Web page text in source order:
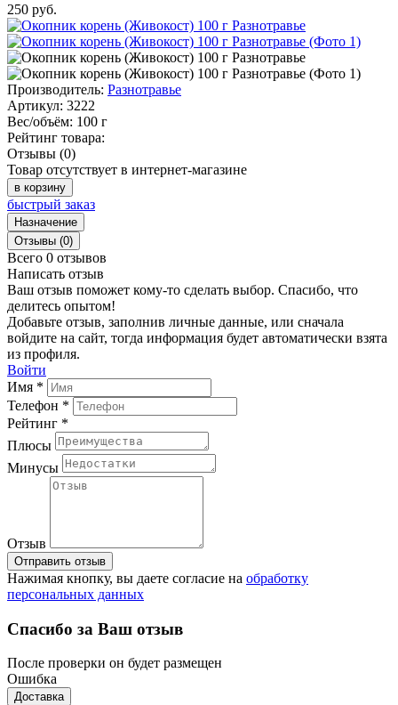
250 руб.
Производитель: Разнотравье
Артикул: 3222
Вес/объём: 100 г
Рейтинг товара:
Отзывы (0)
Товар отсутствует в интернет-магазине
в корзину
быстрый заказ
Назначение
Отзывы (0)
Всего 0 отзывов
Написать отзыв
Ваш отзыв поможет кому-то сделать выбор. Спасибо, что
делитесь опытом!
Добавьте отзыв, заполнив личные данные, или сначала
войдите на сайт, тогда информация будет автоматически взята
из профиля.
Войти
Имя *
Телефон *
Рейтинг *
Плюсы
Минусы
Отзыв
Отправить отзыв
Нажимая кнопку, вы даете согласие на обработку
персональных данных
Спасибо за Ваш отзыв
После проверки он будет размещен
Ошибка
Доставка